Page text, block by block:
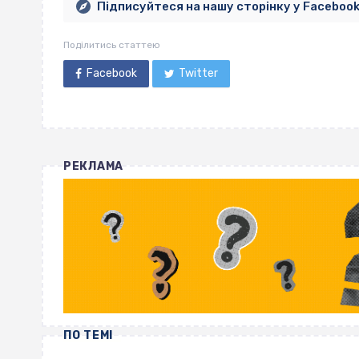
Підписуйтеся на нашу сторінку у Facebook
Поділитись статтею
Facebook Twitter
РЕКЛАМА
ПО ТЕМІ